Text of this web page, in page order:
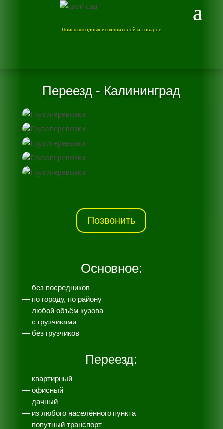
Поиск выгодных исполнителей и товаров
Переезд - Калининград
Позвонить
Основное:
— без посредников
— по городу, по району
— любой объём кузова
— с грузчиками
— без грузчиков
Переезд:
— квартирный
— офисный
— дачный
— из любого населённого пункта
— попутный транспорт